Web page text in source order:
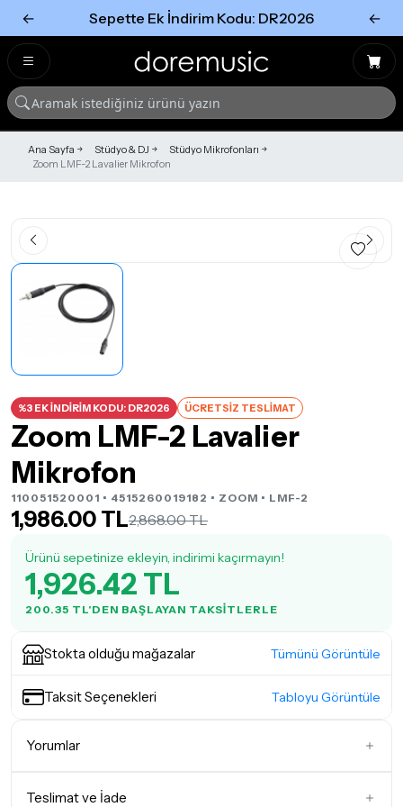
← Sepette Ek İndirim Kodu: DR2026 ←
Ana Sayfa Stüdyo & DJ
Stüdyo Mikrofonları
Zoom LMF-2 Lavalier Mikrofon
%3 EK İNDİRİM KODU: DR2026 ÜCRETSİZ TESLİMAT
Zoom LMF-2 Lavalier
Mikrofon
110051520001 • 4515260019182 • ZOOM • LMF-2
1,986.00 TL2,868.00 TL
Ürünü sepetinize ekleyin, indirimi kaçırmayın!
1,926.42 TL
200.35 TL'DEN BAŞLAYAN TAKSITLERLE
Stokta olduğu mağazalar Tümünü Görüntüle
Taksit Seçenekleri Tabloyu Görüntüle
Yorumlar
Teslimat ve İade
Tümünü Gör
Tümünü gör